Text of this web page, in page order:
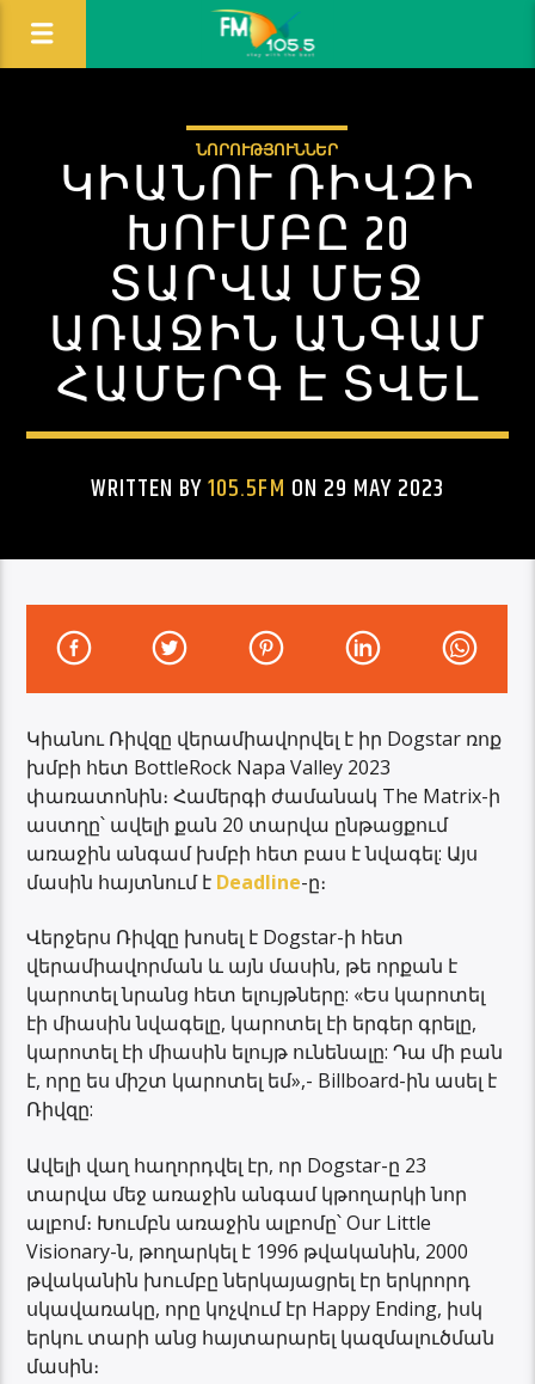
ՆՈՐՈՒԹՅՈՒՆՆԵՐ
ԿԻԱՆՈՒ ՌԻՎԶԻ
ԽՈՒՄԲԸ 20
ՏԱՐՎԱ ՄԵՋ
ԱՌԱՋԻՆ ԱՆԳԱՄ
ՀԱՄԵՐԳ Է ՏՎԵԼ
WRITTEN BY105.5FM ON 29 MAY 2023
Կիանու Ռիվզը վերամիավորվել է իր Dogstar ռոք
խմբի հետ BottleRock Napa Valley 2023
փառատոնին։ Համերգի ժամանակ The Matrix-ի
աստղը՝ ավելի քան 20 տարվա ընթացքում
առաջին անգամ խմբի հետ բաս է նվագել: Այս
մասին հայտնում է Deadline-ը։
Վերջերս Ռիվզը խոսել է Dogstar-ի հետ
վերամիավորման և այն մասին, թե որքան է
կարոտել նրանց հետ ելույթները: «Ես կարոտել
էի միասին նվագելը, կարոտել էի երգեր գրելը,
կարոտել էի միասին ելույթ ունենալը: Դա մի բան
է, որը ես միշտ կարոտել եմ»,- Billboard-ին ասել է
Ռիվզը:
Ավելի վաղ հաղորդվել էր, որ Dogstar-ը 23
տարվա մեջ առաջին անգամ կթողարկի նոր
ալբոմ։ Խումբն առաջին ալբոմը՝ Our Little
Visionary-ն, թողարկել է 1996 թվականին, 2000
թվականին խումբը ներկայացրել էր երկրորդ
սկավառակը, որը կոչվում էր Happy Ending, իսկ
երկու տարի անց հայտարարել կազմալուծման
մասին։